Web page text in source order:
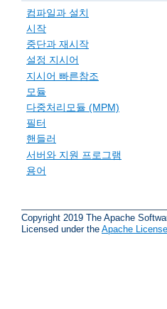
컴파일과 설치
시작
중단과 재시작
설정 지시어
지시어 빠른참조
모듈
다중처리모듈 (MPM)
필터
핸들러
서버와 지원 프로그램
용어
Copyright 2019 The Apache
Licensed under the Apache